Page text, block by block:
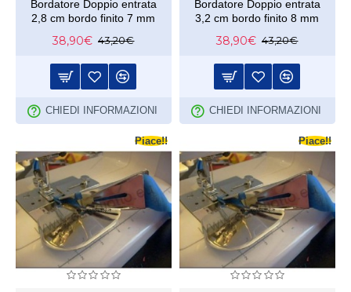
Bordatore Doppio entrata
2,8 cm bordo finito 7 mm
38,90€ 43,20€
CHIEDI INFORMAZIONI
Bordatore Doppio entrata
3,2 cm bordo finito 8 mm
38,90€ 43,20€
CHIEDI INFORMAZIONI
Piace!! Piace!!